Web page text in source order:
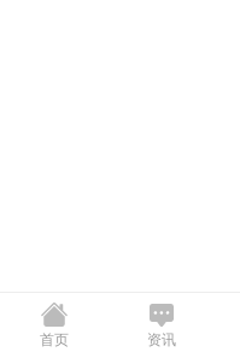
首页 资讯